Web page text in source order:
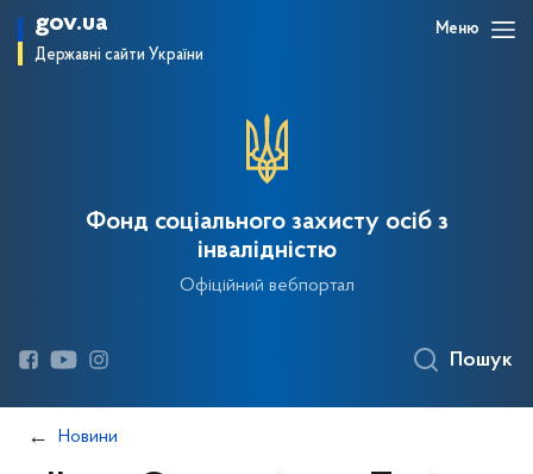
gov.ua
Державні сайти України
Меню
Фонд соціального захисту осіб з
інвалідністю
Офіційний вебпортал
Пошук
Новини